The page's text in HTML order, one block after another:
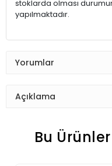
stoklarda olması
yapılmaktadır.
Yorumlar
Açıklama
Bu